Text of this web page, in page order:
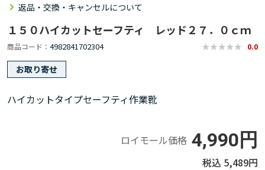
返品・交換・キャンセルについて
１５０ハイカットセーフティ レッド２７．０ｃｍ
商品コード 4982841702304 0.0
お取り寄せ
ハイカットタイプセーフティ作業靴
ロイモール価格 4,990円
5,489円